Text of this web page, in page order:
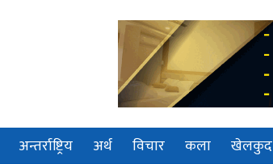
अन्तर्राष्ट्रिय अर्थ विचार कला खेलकुद